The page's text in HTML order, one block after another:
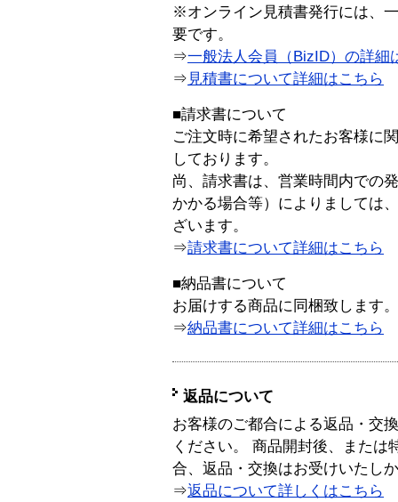
※オンライン見積書発行には、
要です。
⇒一般法人会員（BizID）の詳細
⇒ 見積書について詳細はこちら
■請求書について
ご注文時に希望されたお客様に
しております。
尚、請求書は、営業時間内での
かかる場合等）によりましては
ざいます。
⇒請求書について詳細はこちら
■納品書について
お届けする商品に同梱致します。
⇒納品書について詳細はこちら
返品について
お客様のご都合による返品・交
ください。 商品開封後、または
合、返品・交換はお受けいたし
⇒返品について詳しくはこちら